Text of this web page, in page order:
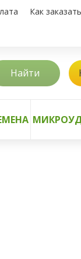
Как заказать
Найти